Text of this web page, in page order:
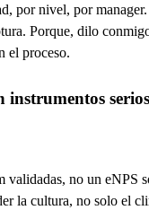
por nivel, por
Porque, dilo
el proceso.
instrumentos
validadas, no un eNPS
la cultura, no solo el